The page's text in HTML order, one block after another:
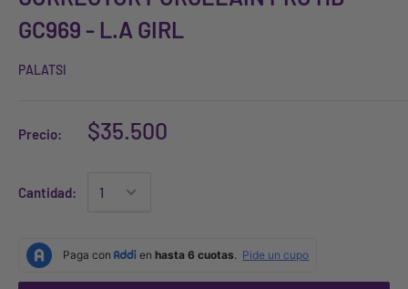
GC969 - L.A GIRL
PALATSI
Precio: $35.500
Cantidad: